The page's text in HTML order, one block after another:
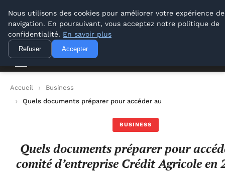
Lyon Photos
Lyon Photos
Accueil
Business
Quels documents préparer pour accéder au comité
BUSINESS
Quels documents préparer pour
comité d’entreprise Crédit Agricole en
Nous utilisons des cookies pour améliorer votre expérience de
navigation. En poursuivant, vous acceptez notre politique de
confidentialité. En savoir plus
Refuser Accepter